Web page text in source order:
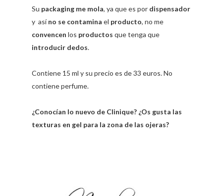
Su packaging me mola, ya que es por dispensador
y asíno se contamina el producto, no me
convencen los productos que tenga que
introducir dedos.
Contiene 15 ml y su precio es de 33 euros. No
contiene perfume.
¿Conocían lo nuevo de Clinique? ¿Os gusta las
texturas en gel para la zona de las ojeras?